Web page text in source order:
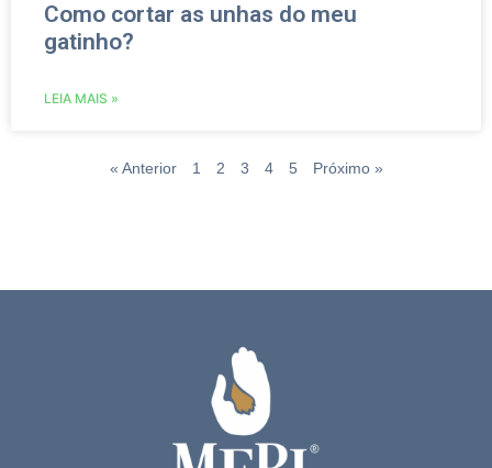
Como cortar as unhas do meu
gatinho?
LEIA MAIS »
« Anterior 1 2 3 4 5 Próximo »